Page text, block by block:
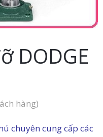
DODGE
hàng)
chuyên cung cấp các